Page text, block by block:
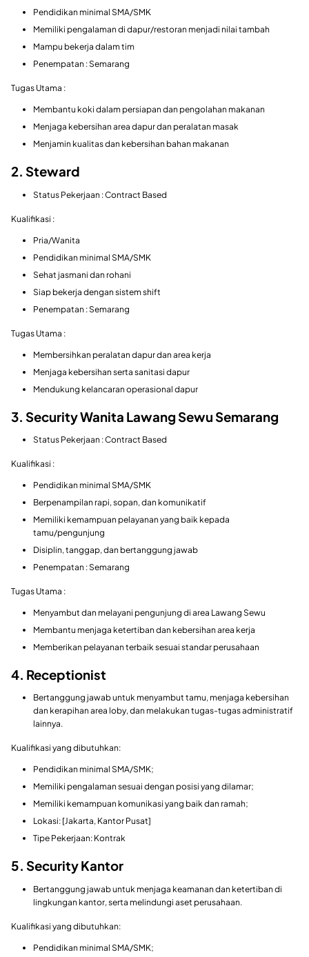
Pendidikan minimal SMA/SMK
Memiliki pengalaman di dapur/restoran menjadi nilai tambah
Mampu bekerja dalam tim
Penempatan : Semarang
Tugas Utama :
Membantu koki dalam persiapan dan pengolahan makanan
Menjaga kebersihan area dapur dan peralatan masak
Menjamin kualitas dan kebersihan bahan makanan
2. Steward
Status Pekerjaan : Contract Based
Kualifikasi :
Pria/Wanita
Pendidikan minimal SMA/SMK
Sehat jasmani dan rohani
Siap bekerja dengan sistem shift
Penempatan : Semarang
Tugas Utama :
Membersihkan peralatan dapur dan area kerja
Menjaga kebersihan serta sanitasi dapur
Mendukung kelancaran operasional dapur
3. Security Wanita Lawang Sewu Semarang
Status Pekerjaan : Contract Based
Kualifikasi :
Pendidikan minimal SMA/SMK
Berpenampilan rapi, sopan, dan komunikatif
Memiliki kemampuan pelayanan yang baik kepada
tamu/pengunjung
Disiplin, tanggap, dan bertanggung jawab
Penempatan : Semarang
Tugas Utama :
Menyambut dan melayani pengunjung di area Lawang Sewu
Membantu menjaga ketertiban dan kebersihan area kerja
Memberikan pelayanan terbaik sesuai standar perusahaan
4. Receptionist
Bertanggung jawab untuk menyambut tamu, menjaga kebersihan
dan kerapihan area loby, dan melakukan tugas-tugas administratif
lainnya.
Kualifikasi yang dibutuhkan:
Pendidikan minimal SMA/SMK;
Memiliki pengalaman sesuai dengan posisi yang dilamar;
Memiliki kemampuan komunikasi yang baik dan ramah;
Lokasi: [Jakarta, Kantor Pusat]
Tipe Pekerjaan: Kontrak
5. Security Kantor
Bertanggung jawab untuk menjaga keamanan dan ketertiban di
lingkungan kantor, serta melindungi aset perusahaan.
Kualifikasi yang dibutuhkan:
Pendidikan minimal SMA/SMK;